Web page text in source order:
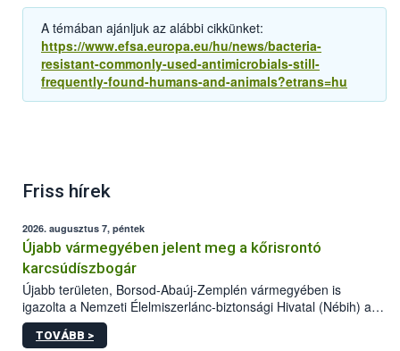
A témában ajánljuk az alábbi cikkünket:
https://www.efsa.europa.eu/hu/news/bacteria-
resistant-commonly-used-antimicrobials-still-
frequently-found-humans-and-animals?etrans=hu
Friss hírek
2026. augusztus 7, péntek
Újabb vármegyében jelent meg a kőrisrontó
karcsúdíszbogár
Újabb területen, Borsod-Abaúj-Zemplén vármegyében is
igazolta a Nemzeti Élelmiszerlánc-biztonsági Hivatal (Nébih) a
kőrisrontó karcsúdíszbogár (Agrilus planipennis) jelenlétét. A
kártevőt nem csak színcsapdában találták meg, de már fertőzött
TOVÁBB >